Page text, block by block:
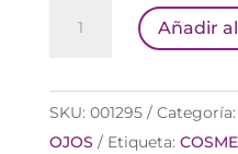
LABIAL
Añadir
SKU: 001295 Categoría:
OJOS
Etiqueta: